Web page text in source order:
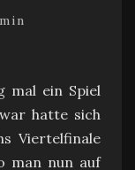
mal ein Spiel
hatte sich
Viertelfinale
man nun auf